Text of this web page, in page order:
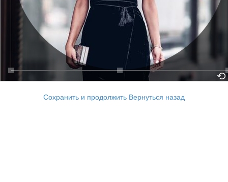
Сохранить и продолжить Вернуться назад